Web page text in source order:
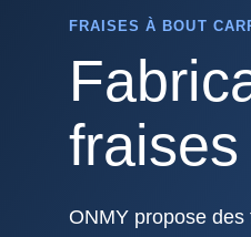
FRAISES À BOUT
ONMY propose